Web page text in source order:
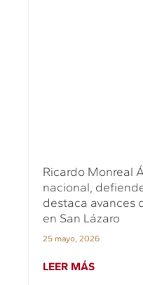
Ricardo Monreal
nacional,
destaca avances
en San Lázaro
25 mayo, 2026
LEER MÁS